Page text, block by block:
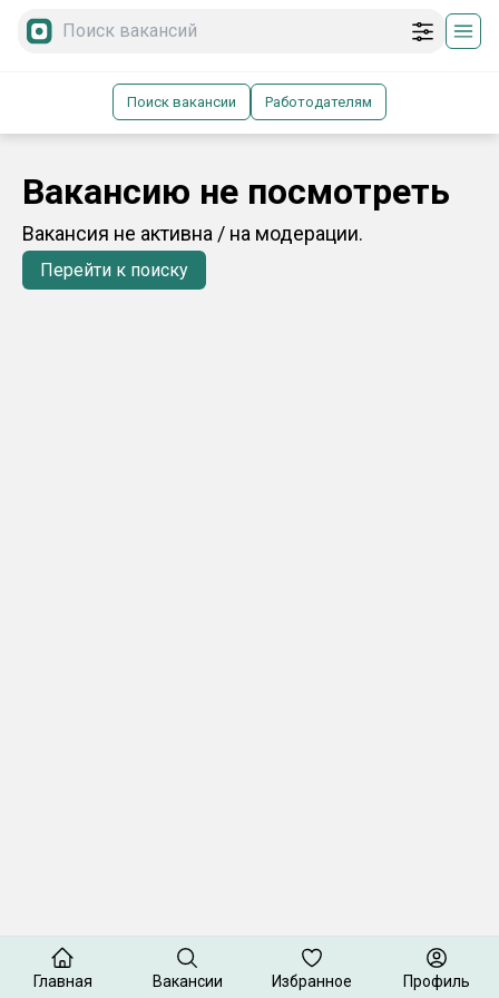
Поиск вакансии Работодателям
Вакансию не посмотреть
Вакансия не активна / на модерации.
Перейти к поиску
Главная Вакансии Избранное Профиль